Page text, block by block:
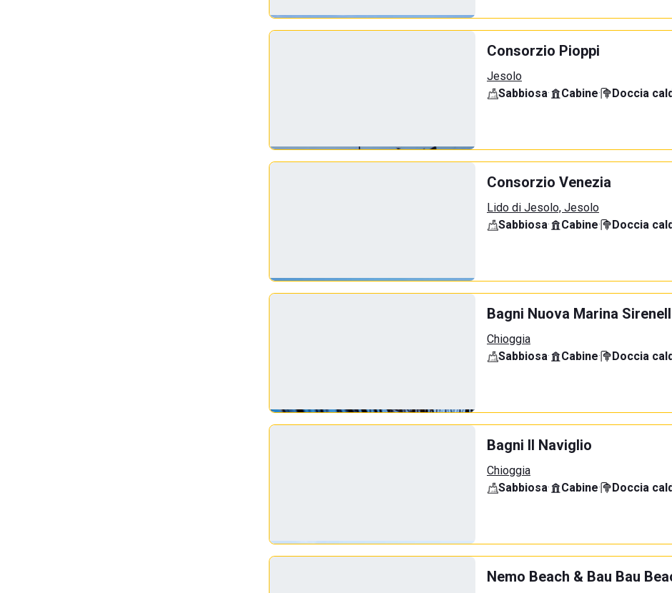
Consorzio Pioppi
Jesolo
Sabbiosa· Cabine· Doccia
Consorzio Venezia
Lido di Jesolo, Jesolo
Sabbiosa· Cabine· Doccia
Bagni Nuova Marina
Chioggia
Sabbiosa· Cabine· Doccia
Bagni Il Naviglio
Chioggia
Sabbiosa· Cabine· Doccia
Nemo Beach & Bau Bau